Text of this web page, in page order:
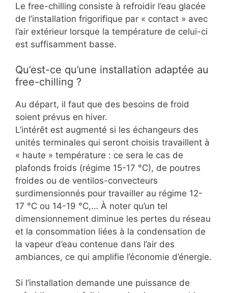
Le free-chilling consiste à refroidir l’eau glacée
de l’installation frigorifique par « contact » avec
l’air extérieur lorsque la température de celui-ci
est suffisamment basse.
Qu’est-ce qu’une installation adaptée au
free-chilling ?
Au départ, il faut que des besoins de froid
soient prévus en hiver.
L’intérêt est augmenté si les échangeurs des
unités terminales qui seront choisis travaillent à
« haute » température : ce sera le cas de
plafonds froids (régime 15-17 °C), de poutres
froides ou de ventilos-convecteurs
surdimensionnés pour travailler au régime 12-
17 °C ou 14-19 °C,… À noter qu’un tel
dimensionnement diminue les pertes du réseau
et la consommation liées à la condensation de
la vapeur d’eau contenue dans l’air des
ambiances, ce qui amplifie l’économie d’énergie.
Si l’installation demande une puissance de